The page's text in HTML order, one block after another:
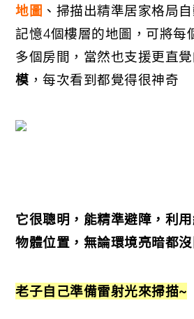
地圖 、掃描出精準居家格局
記憶4個樓層的地圖，可將每
多個房間，當然也支援更直
模 ，每次看到都覺得很神奇
它很聰明，能精準避障，利
物體位置，無論環境亮暗都
老子自己準備雷射光來掃描~